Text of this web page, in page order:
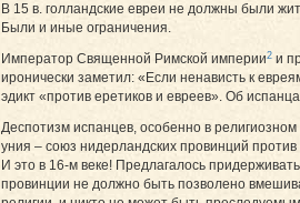
В 15 в. голландские евреи не должны были
Были и иные ограничения.
Император Священной Римской империи2 и
иронически заметил: «Если ненависть к
эдикт «против еретиков и евреев». Об
Деспотизм испанцев, особенно в
уния – союз нидерландских провинций
И это в 16-м веке! Предлагалось
провинции не должно быть позволено